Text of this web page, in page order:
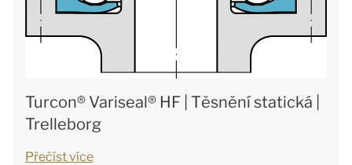
Turcon® Variseal® HF | Těsnění statická |
Trelleborg
Přečíst více